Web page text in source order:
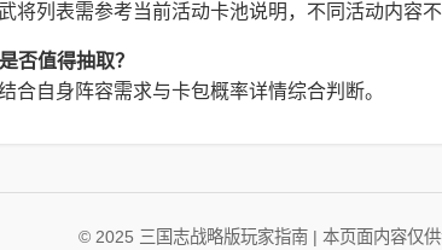
将列表需参考当前活动卡池说明，不同活动内容不
否值得抽取？
合自身阵容需求与卡包概率详情综合判断。
© 2025 三国志战略版玩家指南 | 本页面内容仅